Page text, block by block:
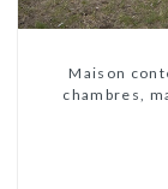
Maison
chambres,